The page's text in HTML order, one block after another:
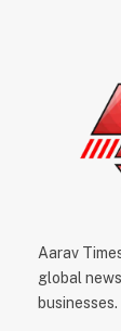
Aarav
global
businesses.